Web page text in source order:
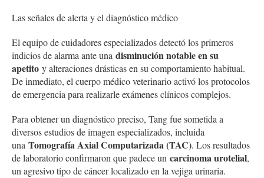
Las señales de alerta y el diagnóstico médico
El equipo de cuidadores especializados detectó los primeros
indicios de alarma ante una disminución notable en su
apetito y alteraciones drásticas en su comportamiento habitual.
De inmediato, el cuerpo médico veterinario activó los protocolos
de emergencia para realizarle exámenes clínicos complejos.
Para obtener un diagnóstico preciso, Tang fue sometida a
diversos estudios de imagen especializados, incluida
una Tomografía Axial Computarizada (TAC). Los resultados
de laboratorio confirmaron que padece un carcinoma urotelial,
un agresivo tipo de cáncer localizado en la vejiga urinaria.